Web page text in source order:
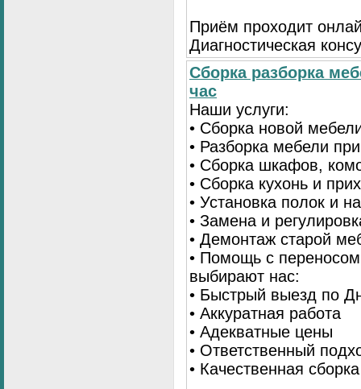
Приём проходит
Диагностическая
Сборка разборка
час
Наши услуги:
• Сборка новой
• Разборка мебели
• Сборка шкафов,
• Сборка кухонь и
• Установка полок и
• Замена и
• Демонтаж старой
• Помощь с
выбирают нас:
• Быстрый выезд по
• Аккуратная работа
• Адекватные цены
• Ответственный
• Качественная